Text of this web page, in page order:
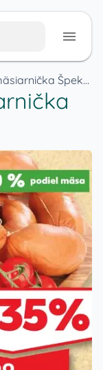
Púchovská mäsiarnička Špekáčky